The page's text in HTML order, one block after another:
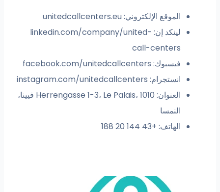
الموقع الإلكتروني: unitedcallcenters.eu
لينكد إن: linkedin.com/company/united-
call-centers
فيسبوك: facebook.com/unitedcallcenters
انستجرام: instagram.com/unitedcallcenters
العنوان: Herrengasse 1-3، Le Palais، 1010 فيينا،
النمسا
الهاتف: +43 144 20 188